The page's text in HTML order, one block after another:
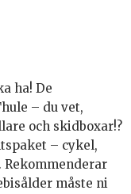
ha! De
– du vet,
och skidboxar!?
– cykel,
måste ni